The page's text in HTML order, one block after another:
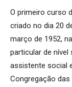
O primeiro curso
criado no dia 20
março de 1952,
particular de nível
assistente social
Congregação